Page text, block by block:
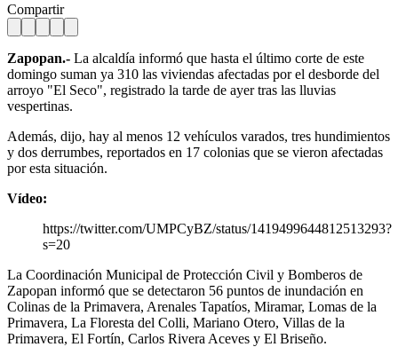
Compartir
Zapopan.- La alcaldía informó que hasta el último corte de este
domingo suman ya 310 las viviendas afectadas por el desborde del
arroyo "El Seco", registrado la tarde de ayer tras las lluvias
vespertinas.
Además, dijo, hay al menos 12 vehículos varados, tres hundimientos
y dos derrumbes, reportados en 17 colonias que se vieron afectadas
por esta situación.
Vídeo:
https://twitter.com/UMPCyBZ/status/1419499644812513293?
s=20
La Coordinación Municipal de Protección Civil y Bomberos de
Zapopan informó que se detectaron 56 puntos de inundación en
Colinas de la Primavera, Arenales Tapatíos, Miramar, Lomas de la
Primavera, La Floresta del Colli, Mariano Otero, Villas de la
Primavera, El Fortín, Carlos Rivera Aceves y El Briseño.